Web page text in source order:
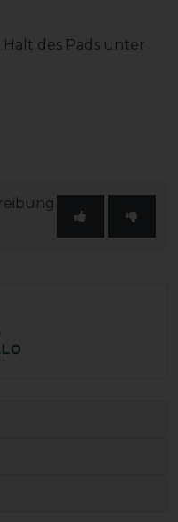
des Pads unter